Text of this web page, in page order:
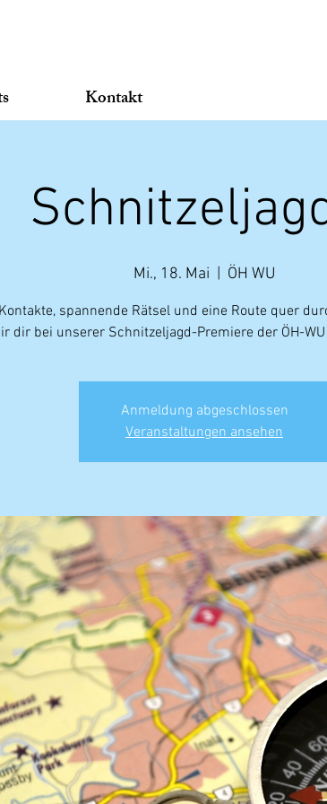
Kontakt
Mi., 18. Mai ÖH WU
spannende Rätsel und eine Route quer
dir bei unserer Schnitzeljagd-Premiere der ÖH-
Anmeldung abgeschlossen
Veranstaltungen ansehen